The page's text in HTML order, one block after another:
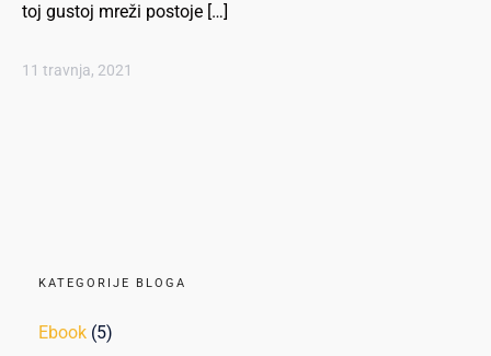
toj gustoj mreži postoje […]
11 travnja, 2021
KATEGORIJE BLOGA
Ebook (5)